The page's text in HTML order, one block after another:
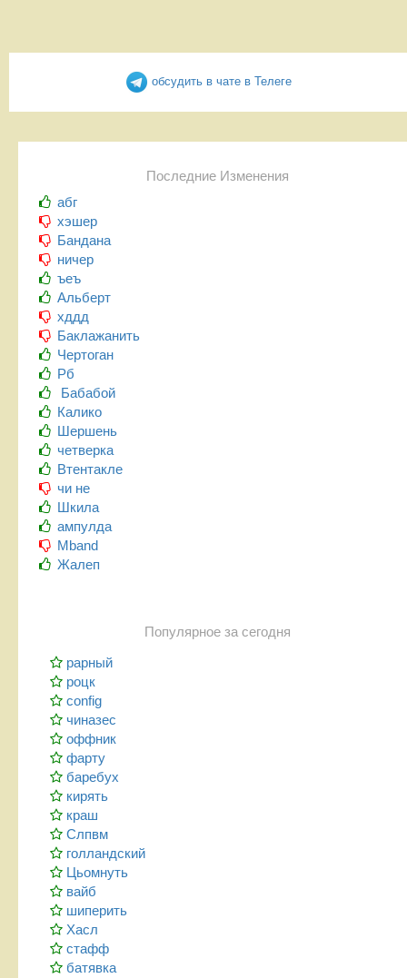
обсудить в чате в Телеге
Последние Изменения
абг
хэшер
Бандана
ничер
ъеъ
Альберт
хддд
Баклажанить
Чертоган
Рб
Бабабой
Калико
Шершень
четверка
Втентакле
чи не
Шкила
ампулда
Mband
Жалеп
Популярное за сегодня
рарный
роцк
config
чиназес
оффник
фарту
баребух
кирять
краш
Слпвм
голландский
Цьомнуть
вайб
шиперить
Хасл
стафф
батявка